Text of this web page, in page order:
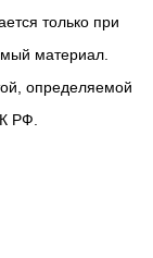
только при
материал.
определяемой
РФ.